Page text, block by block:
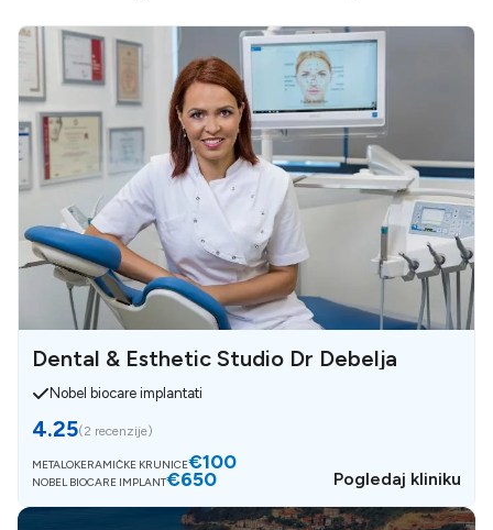
Dental & Esthetic Studio Dr Debelja
Nobel biocare implantati
4.25(2 recenzije)
METALOKERAMIČKE KRUNICE€100
NOBEL BIOCARE IMPLANT€650 Pogledaj kliniku